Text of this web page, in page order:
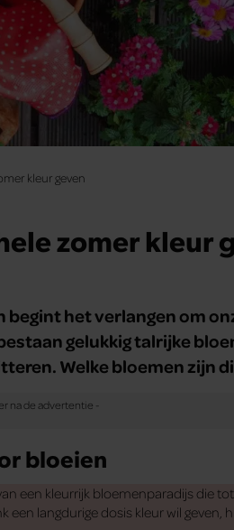
kleur geven
zomer kleur
begint het verlangen om
gelukkig talrijke
Welke bloemen zijn
bloeien
een kleurrijk bloemenparadijs die
langdurige dosis kleur wil geven,